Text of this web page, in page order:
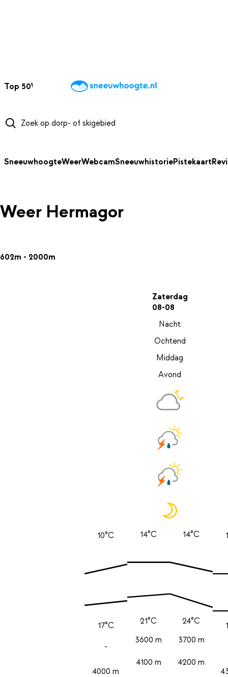
Top 50Webcams WintersportweerKaarten
SneeuwhoogteWeerWebcamSneeuwhistoriePistekaart
Weer Hermagor
602m - 2000m
Zaterdag
08-08
Nacht
Ochtend
Middag
Avond
10°C
17°C
-
4000 m
14°C
21°C
3600 m
4100 m
14°C
24°C
3700 m
4200 m